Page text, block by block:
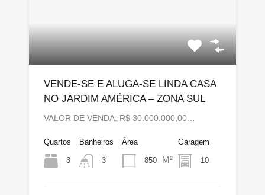
VENDE-SE E ALUGA-SE LINDA CASA
NO JARDIM AMÉRICA – ZONA SUL
VALOR DE VENDA: R$ 30.000.000,00…
Quartos
3
Banheiros
3
Área
850 M²
Garagem
10